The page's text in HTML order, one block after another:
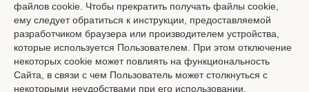
файлов cookie. Чтобы прекратить получать файлы cookie,
ему следует обратиться к инструкции, предоставляемой
разработчиком браузера или производителем устройства,
которые используется Пользователем. При этом отключение
некоторых cookie может повлиять на функциональность
Сайта, в связи с чем Пользователь может столкнуться с
некоторыми неудобствами при его использовании.